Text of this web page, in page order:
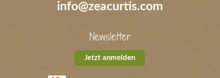
info@zeacurtis.com
Newsletter
Jetzt anmelden